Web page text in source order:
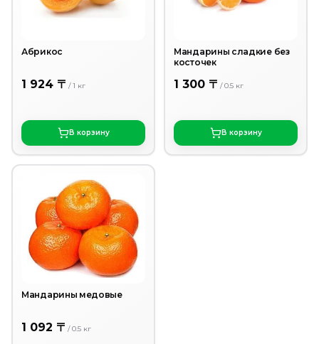
Абрикос
1 924 〒 /1 кг
В корзину
Мандарины сладкие без
косточек
1 300 〒 /0.5 кг
В корзину
Мандарины медовые
1 092 〒 /0.5 кг